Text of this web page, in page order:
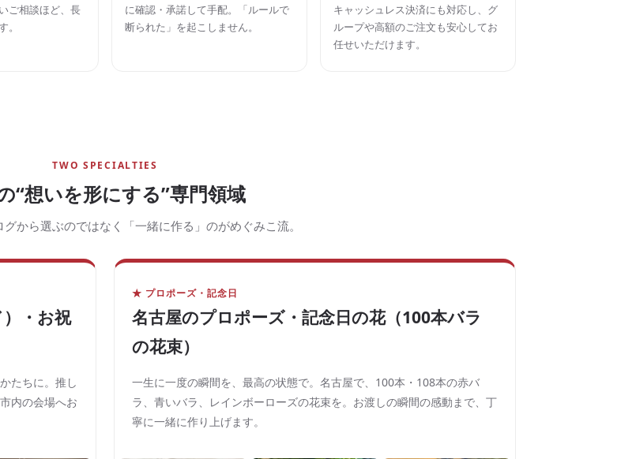
ご相談ほど、長
。
に確認・承諾して手配。「ルールで
断られた」を起こしません。
キャッシュレス決済にも対応し、グ
ループや高額のご注文も安心してお
任せいただけます。
TWO SPECIALTIES
“想いを形にする”専門領域
から選ぶのではなく「一緒に作る」のがめぐみこ流。
・お祝
たちに。推し
内の会場へお
★ プロポーズ・記念日
名古屋のプロポーズ・記念日の花（100本バラ
の花束）
一生に一度の瞬間を、最高の状態で。名古屋で、100本・108本の赤バ
ラ、青いバラ、レインボーローズの花束を。お渡しの瞬間の感動まで、丁
寧に一緒に作り上げます。